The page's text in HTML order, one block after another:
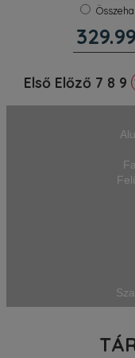
No frost:
Súly: 79 kg
Magasság:
Zajszint: 35
Kiemelt
201,5 /
Zajszint
Első Előző 7 8 9